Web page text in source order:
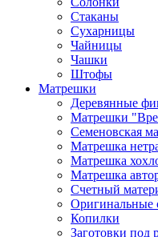
Стаканы
Сухарницы
Чайницы
Чашки
Штофы
Матрешки
Деревянные
Матрешки
Семеновская
Матрешка
Матрешка
Матрешка
Счетный
Оригинальные
Копилки
Заготовки под